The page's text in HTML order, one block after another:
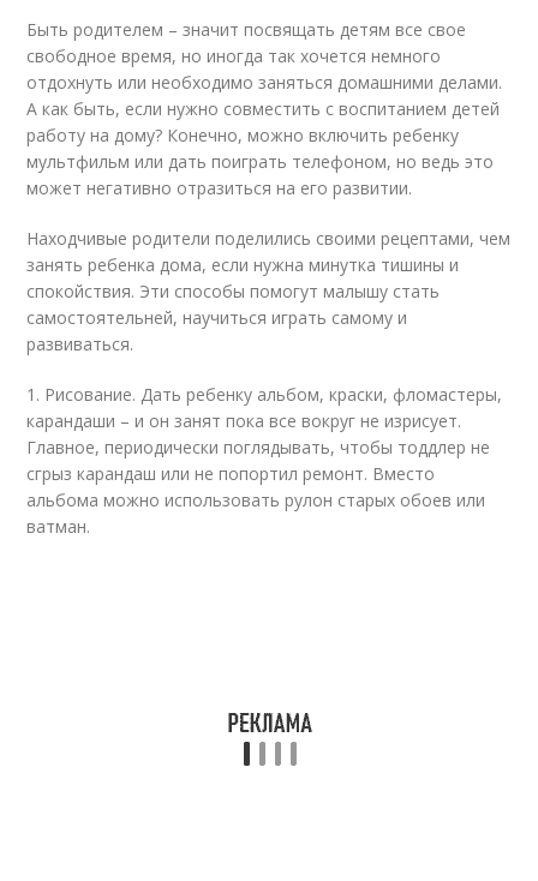
Быть родителем – значит посвящать детям все свое
свободное время, но иногда так хочется немного
отдохнуть или необходимо заняться домашними делами.
А как быть, если нужно совместить с воспитанием детей
работу на дому? Конечно, можно включить ребенку
мультфильм или дать поиграть телефоном, но ведь это
может негативно отразиться на его развитии.
Находчивые родители поделились своими рецептами, чем
занять ребенка дома, если нужна минутка тишины и
спокойствия. Эти способы помогут малышу стать
самостоятельней, научиться играть самому и
развиваться.
1. Рисование. Дать ребенку альбом, краски, фломастеры,
карандаши – и он занят пока все вокруг не изрисует.
Главное, периодически поглядывать, чтобы тоддлер не
сгрыз карандаш или не попортил ремонт. Вместо
альбома можно использовать рулон старых обоев или
ватман.